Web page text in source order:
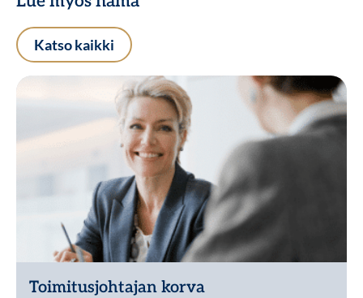
Katso kaikki
Toimitusjohtajan korva